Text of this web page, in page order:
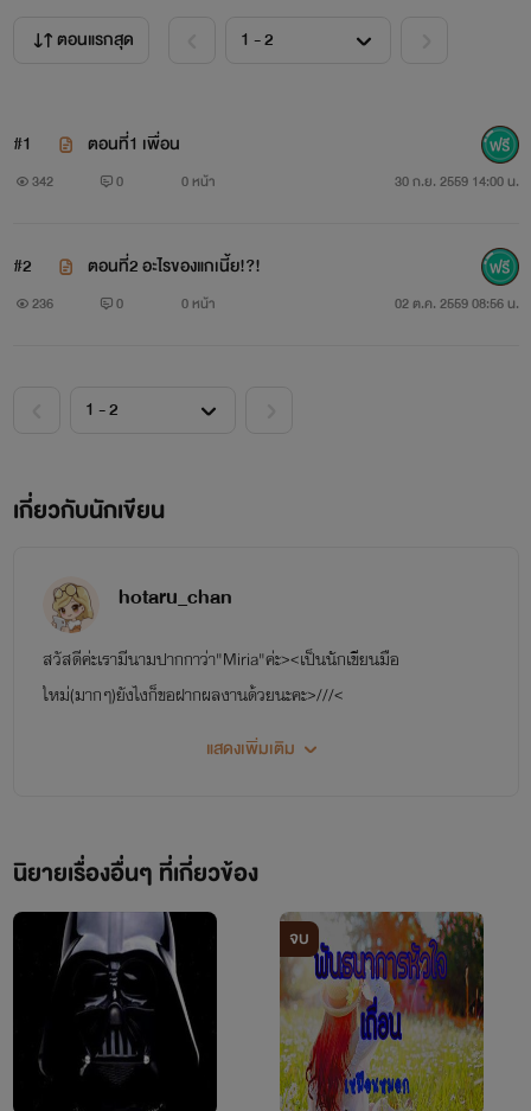
ตอนแรกสุด
#1 ตอนที่1 เพื่อน
342 0 0 หน้า 30 ก.ย. 2559 14:00 น.
#2 ตอนที่2 อะไรของแกเนี้ย!?!
236 0 0 หน้า 02 ต.ค. 2559 08:56 น.
เกี่ยวกับนักเขียน
hotaru_chan
สวัสดีค่ะเรามีนามปากกาว่า"Miria"ค่ะ><เป็นนักเขียนมือ
ใหม่(มากๆ)ยังไงก็ขอฝากผลงานด้วยนะคะ>///<
แสดงเพิ่มเติม
นิยายเรื่องอื่นๆ ที่เกี่ยวข้อง
จบ